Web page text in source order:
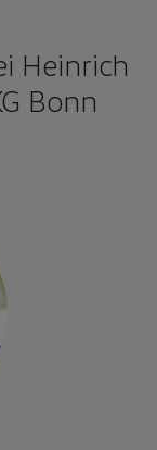
Heinrich
Bonn